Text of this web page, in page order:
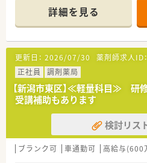
頑張り次第で高給与も可能！
■経験や勤務コースによります
半スタートと業界TOP水準！
■職種や職域に合わせ、豊富な
修を用意されています
■薬剤師が中心の会社だからこ
種多様に用意されています。
■店舗拡大に伴い、エリアマネ
トのポジションも増えます。
■在宅や教育等の専門性を活か
とも可能です。
■その他にも、管理部門や商品
域は多種多様です。
■在宅実施店舗は年々増加して
詳細を見る
更新日： 2026/07/30 薬剤師求人ID：
正社員
調剤薬局
【新潟市東区】≪軽量科目≫ 研
受講補助もあります
検討リス
ブランク可 車通勤可 高給与(600